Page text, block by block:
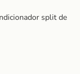
split de